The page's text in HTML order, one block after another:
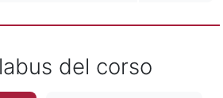
del corso